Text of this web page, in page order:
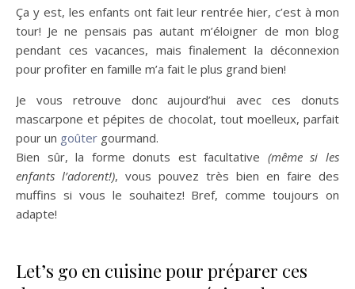
Ça y est, les enfants ont fait leur rentrée hier, c’est à mon
tour! Je ne pensais pas autant m’éloigner de mon blog
pendant ces vacances, mais finalement la déconnexion
pour profiter en famille m’a fait le plus grand bien!
Je vous retrouve donc aujourd’hui avec ces donuts
mascarpone et pépites de chocolat, tout moelleux, parfait
pour un goûter gourmand.
Bien sûr, la forme donuts est facultative (même si les
enfants l’adorent!), vous pouvez très bien en faire des
muffins si vous le souhaitez! Bref, comme toujours on
adapte!
Let’s go en cuisine pour préparer ces